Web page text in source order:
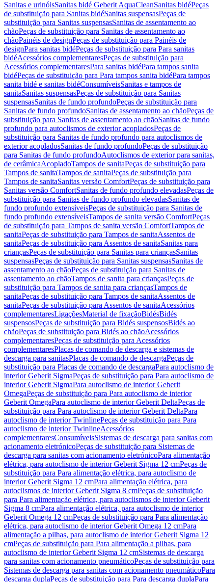
Sanitas e urinóisSanitas bidé Geberit AquaCleanSanitas bidéPeças
de substituição para Sanitas bidéSanitas suspensasPeças de
substituição para Sanitas suspensasSanitas de assentamento ao
chãoPeças de substituição para Sanitas de assentamento ao
chãoPainéis de designPeças de substituição para Painéis de
designPara sanitas bidéPeças de substituição para Para sanitas
bidéAcessórios complementaresPeças de substituição para
Acessórios complementaresPara sanitas bidéPara tampos sanita
bidéPeças de substituição para Para tampos sanita bidéPara tampos
sanita bidé e sanitas bidéConsumíveisSanitas e tampos de
sanitaSanitas suspensasPeças de substituição para Sanitas
suspensasSanitas de fundo profundoPeças de substituição para
Sanitas de fundo profundoSanitas de assentamento ao chãoPeças de
substituição para Sanitas de assentamento ao chãoSanitas de fundo
profundo para autoclismos de exterior acopladosPeças de
substituição para Sanitas de fundo profundo para autoclismos de
exterior acopladosSanitas de fundo profundoPeças de substituição
para Sanitas de fundo profundoAutoclismos de exterior para sanitas,
de cerâmicaAcopladoTampos de sanitaPeças de substituição para
Tampos de sanitaTampos de sanitaPeças de substituição para
Tampos de sanitaSanitas versão ComfortPeças de substituição para
Sanitas versão ComfortSanitas de fundo profundo elevadasPeças de
substituição para Sanitas de fundo profundo elevadasSanitas de
fundo profundo extensíveisPeças de substituição para Sanitas de
fundo profundo extensíveisTampos de sanita versão ComfortPeças
de substituição para Tampos de sanita versão ComfortTampos de
sanitaPeças de substituição para Tampos de sanitaAssentos de
sanitaPeças de substituição para Assentos de sanitaSanitas para
criançasPeças de substituição para Sanitas para criançasSanitas
suspensasPeças de substituição para Sanitas suspensasSanitas de
assentamento ao chãoPeças de substituição para Sanitas de
assentamento ao chãoTampos de sanita para criançasPeças de
substituição para Tampos de sanita para criançasTampos de
sanitaPeças de substituição para Tampos de sanitaAssentos de
sanitaPeças de substituição para Assentos de sanitaAcessórios
complementaresLigaçõesMaterial de fixaçãoBidésBidés
suspensosPeças de substituição para Bidés suspensosBidés ao
chãoPeças de substituição para Bidés ao chãoAcessórios
complementaresPeças de substituição para Acessórios
complementaresPlacas de comando de descarga e sistemas de
descarga para sanitasPlacas de comando de descargaPeças de
substituição para Placas de comando de descargaPara autoclismo de
interior Geberit SigmaPeças de substituição para Para autoclismo de
interior Geberit SigmaPara autoclismo de interior Geberit
OmegaPeças de substituição para Para autoclismo de interior
Geberit OmegaPara autoclismo de interior Geberit DeltaPeças de
substituição para Para autoclismo de interior Geberit DeltaPara
autoclismo de interior TwinlinePeças de substituição para Para
autoclismo de interior TwinlineAcessórios
complementaresConsumíveisSistemas de descarga para sanitas com
acionamento eletrónicoPeças de substituição para Sistemas de
descarga para sanitas com acionamento eletrónicoPara alimentação
elétrica, para autoclismo de interior Geberit Sigma 12 cmPeças de
substituição para Para alimentação elétrica, para autoclismo de
interior Geberit Sigma 12 cmPara alimentação elétrica, para
autoclismos de interior Geberit Sigma 8 cmPeças de substituição
para Para alimentação elétrica, para autoclismos de interior Geberit
Sigma 8 cmPara alimentação elétrica, para autoclismo de interior
Geberit Omega 12 cmPeças de substituição para Para alimentação
elétrica, para autoclismo de interior Geberit Omega 12 cmPara
alimentação a pilhas, para autoclismo de interior Geberit Sigma 12
cmPeças de substituição para Para alimentação a pilhas, para
autoclismo de interior Geberit Sigma 12 cmSistemas de descarga
para sanitas com acionamento pneumáticoPeças de substituição para
Sistemas de descarga para sanitas com acionamento pneumáticoPara
descarga duplaPeças de substituição para Para descarga duplaPara